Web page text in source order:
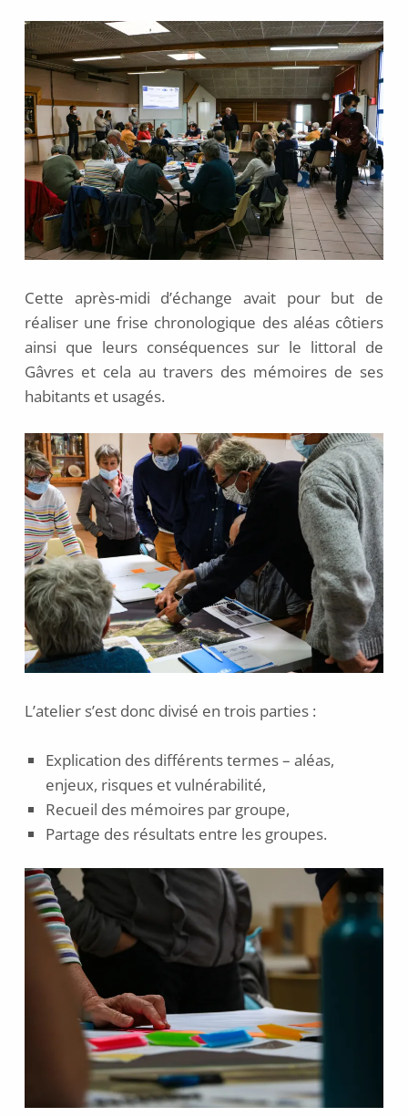
2
1
Cette après-midi d’échange avait pour but de
réaliser une frise chronologique des aléas côtiers
ainsi que leurs conséquences sur le littoral de
Gâvres et cela au travers des mémoires de ses
habitants et usagés.
L’atelier s’est donc divisé en trois parties :
Explication des différents termes – aléas,
enjeux, risques et vulnérabilité,
Recueil des mémoires par groupe,
Partage des résultats entre les groupes.